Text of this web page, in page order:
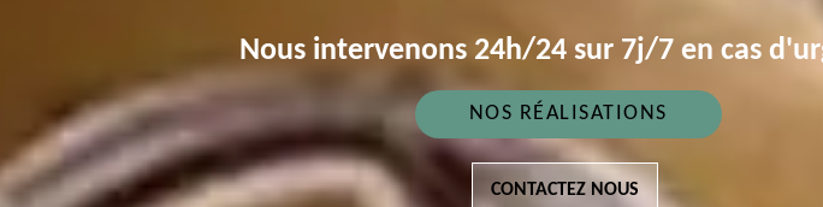
Nous intervenons 24h/24 sur 7j/7 en cas
NOS RÉALISATIONS
CONTACTEZ NOUS